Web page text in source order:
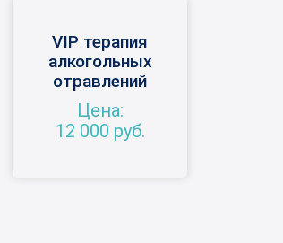
VIP терапия
алкогольных
отравлений
Цена:
12 000 руб.